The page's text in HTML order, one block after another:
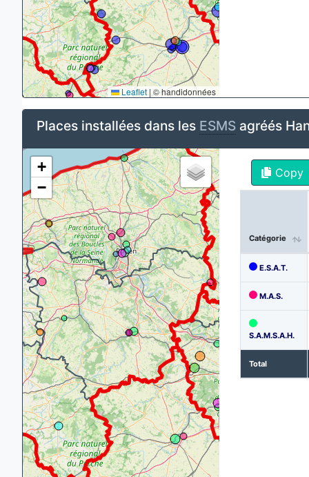
Leaflet | © handidonnées
Places installées dans les ESMS agréés
+
−
Copy
Catégorie
E.S.A.T.
M.A.S.
S.A.M.S.A.H.
Total